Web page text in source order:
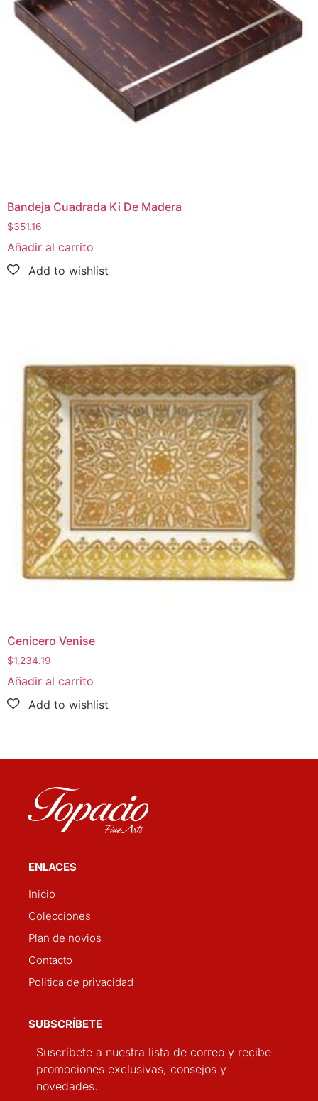
Bandeja Cuadrada Ki De Madera
$351.16
Añadir al carrito
Cenicero Venise
$1,234.19
Añadir al carrito
ENLACES
Inicio
Colecciones
Plan de novios
Contacto
Politica de privacidad
SUBSCRÍBETE
Suscríbete a nuestra lista de correo y recibe
promociones exclusivas, consejos y
novedades.